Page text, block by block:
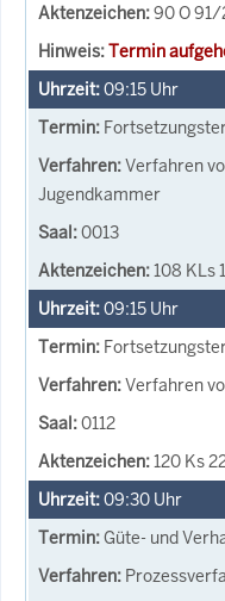
90 O 91/
Termin
09:15 Uhr
Verfahren
Jugendkammer
0013
108 KLs
09:15 Uhr
Verfahren
0112
120 Ks
09:30 Uhr
Güte- und